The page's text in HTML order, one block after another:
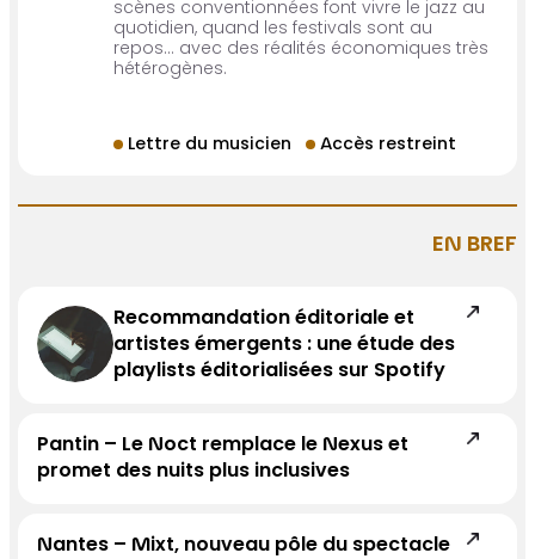
scènes conventionnées font vivre le jazz au
quotidien, quand les festivals sont au
repos… avec des réalités économiques très
hétérogènes.
Lettre du musicien Accès restreint
EN BREF
Recommandation éditoriale et
artistes émergents : une étude des
playlists éditorialisées sur Spotify
Pantin – Le Noct remplace le Nexus et
promet des nuits plus inclusives
Nantes – Mixt, nouveau pôle du spectacle